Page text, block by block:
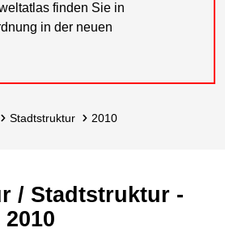
finden Sie in
in der neuen
Stadtstruktur
2010
/ Stadtstruktur -